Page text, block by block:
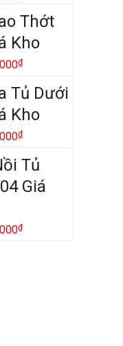
tại
là:
2.900.000₫.
Thớt
Kho
₫Giá
tại
là:
1.400.000₫.
Tủ Dưới
Kho
₫Giá
tại
là:
1.400.000₫.
Tủ
Giá
₫Giá